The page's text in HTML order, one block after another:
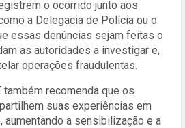
o ocorrido junto aos
a Delegacia de Polícia ou o
essas denúncias sejam feitas o
as autoridades a investigar e,
operações fraudulentas.
também recomenda que os
suas experiências em
aumentando a sensibilização e a